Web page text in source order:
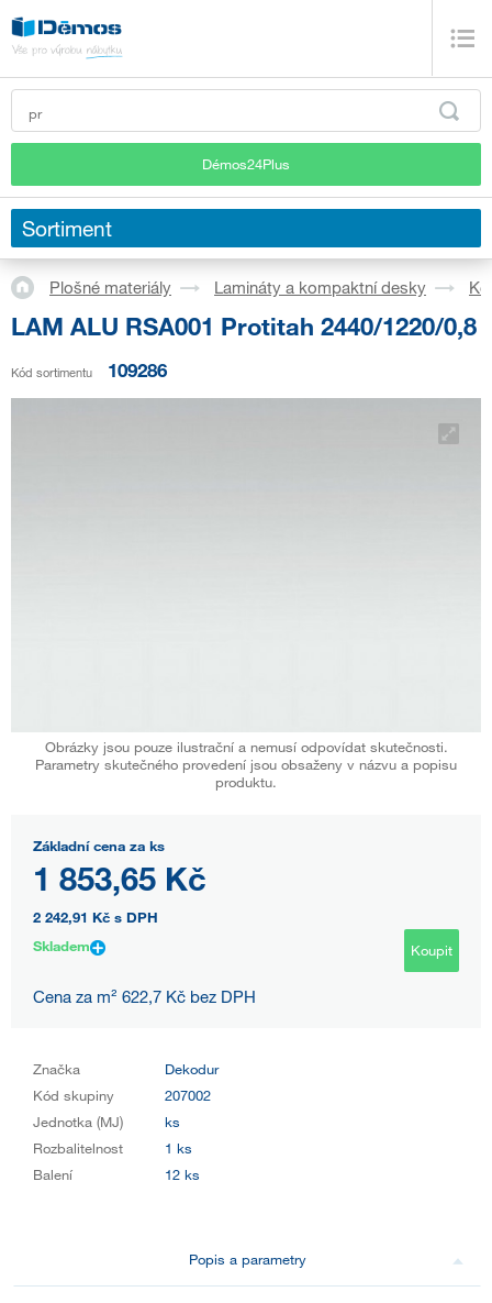
Démos24Plus
Sortiment
Plošné materiály Lamináty a kompaktní desky
LAM ALU RSA001 Protitah 2440/1220/0,8
Kód sortimentu 109286
Obrázky jsou pouze ilustrační a nemusí odpovídat skutečnosti.
Parametry skutečného provedení jsou obsaženy v názvu a popisu
produktu.
Základní cena za ks
1 853,65 Kč
2 242,91 Kč s DPH
Skladem
Koupit
Cena za m² 622,7 Kč bez DPH
Značka
Dekodur
Kód skupiny
207002
Jednotka (MJ)
ks
Rozbalitelnost
1 ks
Balení
12 ks
Popis a parametry